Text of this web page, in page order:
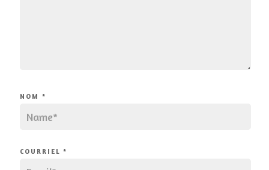
NOM *
COURRIEL *